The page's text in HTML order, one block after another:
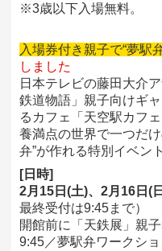
※3歳以下入場無料。
入場券付き親子で“夢駅
しました
日本テレビの藤田大介
鉄道物語」親子向けギ
るカフェ「天空駅カフ
養満点の世界で一つだ
弁”が作れる特別イベン
[日時]
2月15日(土)、2月16日(
最終受付は9:45まで）
開館前に「天鉄展」親
9:45／夢駅弁ワークシ